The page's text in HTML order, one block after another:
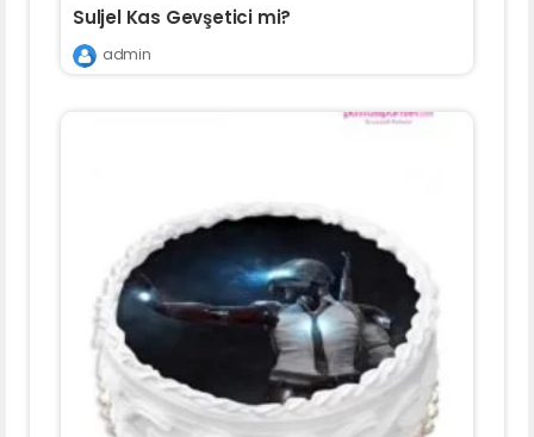
Suljel Kas Gevşetici mi?
admin